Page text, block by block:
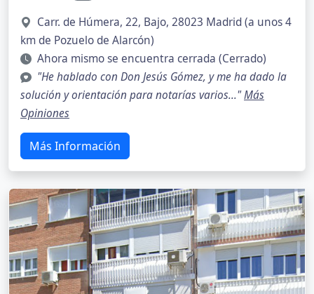
Carr. de Húmera, 22, Bajo, 28023 Madrid (a unos 4
km de Pozuelo de Alarcón)
Ahora mismo se encuentra cerrada (Cerrado)
"He hablado con Don Jesús Gómez, y me ha dado la
solución y orientación para notarías varios..."Más
Opiniones
Más Información